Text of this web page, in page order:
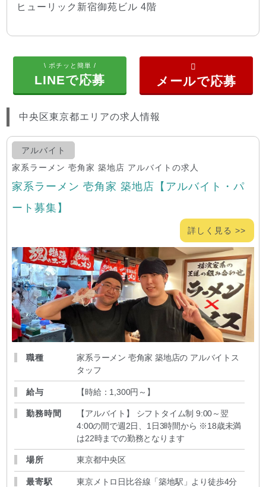
ヒューリック新宿御苑ビル 4階
\ ポチッと簡単 /
LINEで応募
中央区東京都エリアの求人情報
アルバイト
家系ラーメン 壱角家 築地店 アルバイトの求人
家系ラーメン 壱角家 築地店【アルバイト・パ
ート募集】
詳しく見る >>
職種
家系ラーメン 壱角家 築地店の アルバイトス
タッフ
給与 【時給：1,300円～ 】
勤務時間
【アルバイト】 シフトタイム制 9:00～翌
4:00の間で週2日、1日3時間から ※18歳未満
は22時までの勤務となります
場所 東京都中央区
最寄駅 東京メトロ日比谷線「築地駅」より徒歩4分